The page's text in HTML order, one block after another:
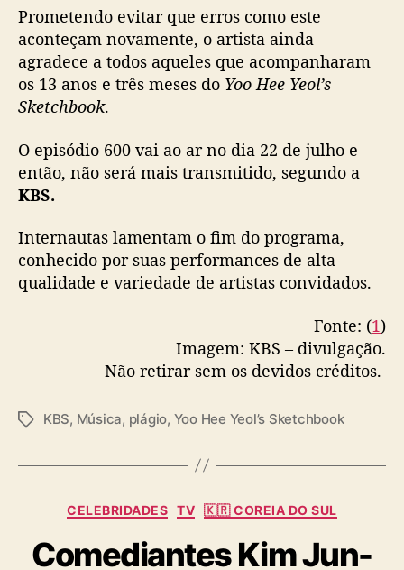
i
m
o
e
p
ó
d
Prometendo evitar que erros como este
aconteçam novamente, o artista ainda
agradece a todos aqueles que acompanharam
os 13 anos e três meses do Yoo Hee Yeol’s
Sketchbook.
O episódio 600 vai ao ar no dia 22 de julho e
então, não será mais transmitido, segundo a
KBS.
Internautas lamentam o fim do programa,
conhecido por suas performances de alta
qualidade e variedade de artistas convidados.
Fonte: (1)
Imagem: KBS – divulgação.
Não retirar sem os devidos créditos.
T
KBS, Música, plágio, Yoo Hee Yeol’s Sketchbook
C
t
e
CELEBRIDADES TV 🇰🇷 COREIA DO SUL
Comediantes Kim Jun-